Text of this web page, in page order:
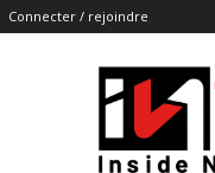
Connecter / rejoindre